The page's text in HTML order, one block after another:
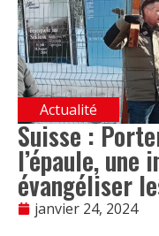
Actualité
Suisse :
l’épaule,
évangéliser
janvier 24, 2024